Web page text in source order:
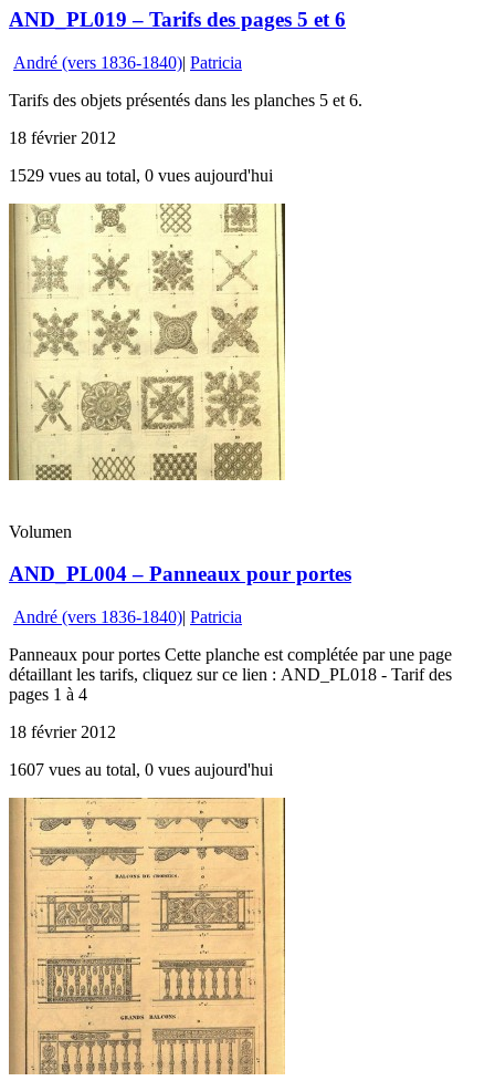
AND_PL019 – Tarifs des pages 5 et 6
André (vers 1836-1840)| Patricia
Tarifs des objets présentés dans les planches 5 et 6.
18 février 2012
1529 vues au total, 0 vues aujourd'hui
Volumen
AND_PL004 – Panneaux pour portes
André (vers 1836-1840)| Patricia
Panneaux pour portes Cette planche est complétée par une page
détaillant les tarifs, cliquez sur ce lien : AND_PL018 - Tarif des
pages 1 à 4
18 février 2012
1607 vues au total, 0 vues aujourd'hui